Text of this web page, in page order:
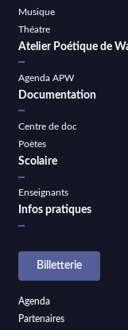
Musique
Théatre
Atelier Poétique de
Agenda APW
Documentation
Centre de doc
Poètes
Scolaire
Enseignants
Infos pratiques
Billetterie
Agenda
Partenaires